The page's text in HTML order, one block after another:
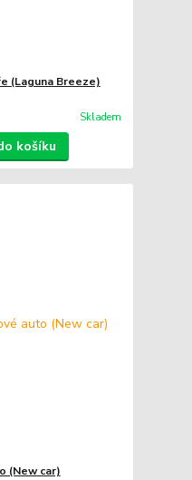
(Laguna Breeze)
Skladem
košíku
(New car)